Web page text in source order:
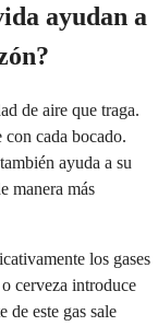
ayudan a
de aire que traga.
con cada bocado.
ayuda a su
manera más
los gases
cerveza introduce
de este gas sale